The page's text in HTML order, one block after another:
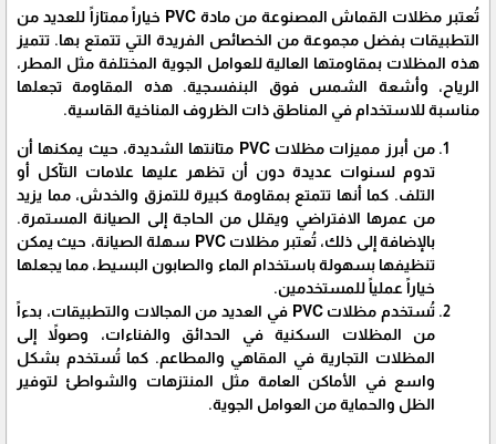
تُعتبر مظلات القماش المصنوعة من مادة PVC خياراً ممتازاً للعديد من
التطبيقات بفضل مجموعة من الخصائص الفريدة التي تتمتع بها. تتميز
هذه المظلات بمقاومتها العالية للعوامل الجوية المختلفة مثل المطر،
الرياح، وأشعة الشمس فوق البنفسجية. هذه المقاومة تجعلها
مناسبة للاستخدام في المناطق ذات الظروف المناخية القاسية.
من أبرز مميزات مظلات PVC متانتها الشديدة، حيث يمكنها أن
تدوم لسنوات عديدة دون أن تظهر عليها علامات التآكل أو
التلف. كما أنها تتمتع بمقاومة كبيرة للتمزق والخدش، مما يزيد
من عمرها الافتراضي ويقلل من الحاجة إلى الصيانة المستمرة.
بالإضافة إلى ذلك، تُعتبر مظلات PVC سهلة الصيانة، حيث يمكن
تنظيفها بسهولة باستخدام الماء والصابون البسيط، مما يجعلها
خياراً عملياً للمستخدمين.
تُستخدم مظلات PVC في العديد من المجالات والتطبيقات، بدءاً
من المظلات السكنية في الحدائق والفناءات، وصولاً إلى
المظلات التجارية في المقاهي والمطاعم. كما تُستخدم بشكل
واسع في الأماكن العامة مثل المنتزهات والشواطئ لتوفير
الظل والحماية من العوامل الجوية.